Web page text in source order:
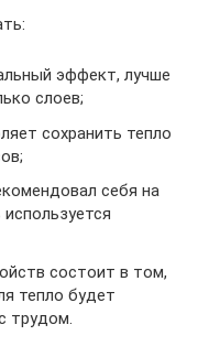
эффект, лучше
слоев;
сохранить тепло
себя на
состоит в том,
тепло будет
трудом.